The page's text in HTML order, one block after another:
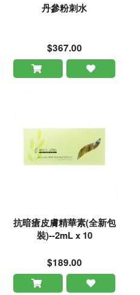
丹參粉刺水
$367.00
抗暗瘡皮膚精華素(全新包
裝)--2mL x 10
$189.00